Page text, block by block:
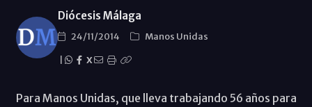
Diócesis Málaga
24/11/2014
Manos Unidas
X
Para Manos Unidas, que lleva trabajando 56 años para